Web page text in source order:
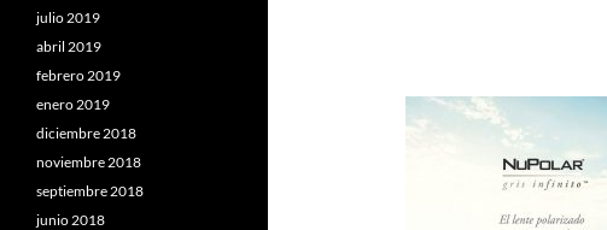
julio 2019
abril 2019
febrero 2019
enero 2019
diciembre 2018
noviembre 2018
septiembre 2018
junio 2018